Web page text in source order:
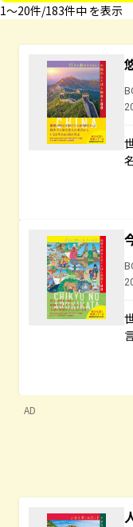
1〜20件/183件中 を表示
AD